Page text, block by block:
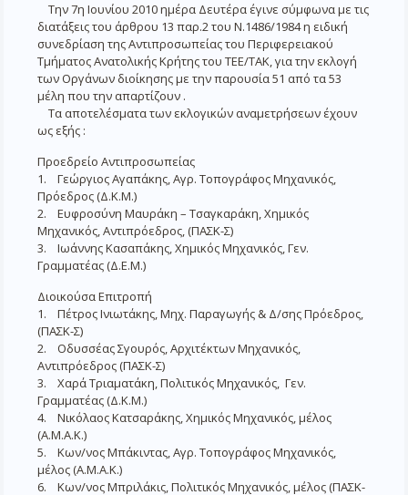
Την 7η Ιουνίου 2010 ημέρα Δευτέρα έγινε σύμφωνα με τις
διατάξεις του άρθρου 13 παρ.2 του Ν.1486/1984 η ειδική
συνεδρίαση της Αντιπροσωπείας του Περιφερειακού
Τμήματος Ανατολικής Κρήτης του ΤΕΕ/ΤΑΚ, για την εκλογή
των Οργάνων διοίκησης με την παρουσία 51 από τα 53
μέλη που την απαρτίζουν .
Τα αποτελέσματα των εκλογικών αναμετρήσεων έχουν
ως εξής :
Προεδρείο Αντιπροσωπείας
1. Γεώργιος Αγαπάκης, Αγρ. Τοπογράφος Μηχανικός,
Πρόεδρος (Δ.Κ.Μ.)
2. Ευφροσύνη Μαυράκη – Τσαγκαράκη, Χημικός
Μηχανικός, Αντιπρόεδρος, (ΠΑΣΚ-Σ)
3. Ιωάννης Κασαπάκης, Χημικός Μηχανικός, Γεν.
Γραμματέας (Δ.Ε.Μ.)
Διοικούσα Επιτροπή
1. Πέτρος Ινιωτάκης, Μηχ. Παραγωγής & Δ/σης Πρόεδρος,
(ΠΑΣΚ-Σ)
2. Οδυσσέας Σγουρός, Αρχιτέκτων Μηχανικός,
Αντιπρόεδρος (ΠΑΣΚ-Σ)
3. Χαρά Τριαματάκη, Πολιτικός Μηχανικός, Γεν.
Γραμματέας (Δ.Κ.Μ.)
4. Νικόλαος Κατσαράκης, Χημικός Μηχανικός, μέλος
(Α.Μ.Α.Κ.)
5. Κων/νος Μπάκιντας, Αγρ. Τοπογράφος Μηχανικός,
μέλος (Α.Μ.Α.Κ.)
6. Κων/νος Μπριλάκις, Πολιτικός Μηχανικός, μέλος (ΠΑΣΚ-